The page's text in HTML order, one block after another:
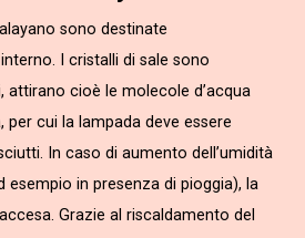
sono destinate
I cristalli di sale sono
cioè le molecole d’acqua
per cui la lampada deve essere
In caso di aumento dell’umidità
esempio in presenza di pioggia), la
Grazie al riscaldamento del